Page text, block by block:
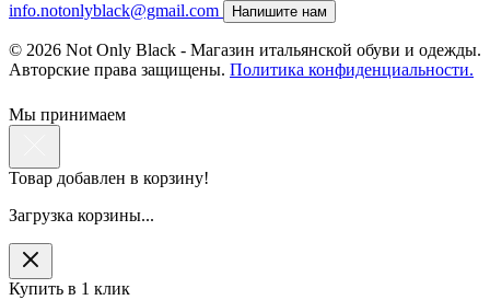
info.notonlyblack@gmail.com Напишите нам
© 2026 Not Only Black - Магазин итальянской обуви и одежды.
Авторские права защищены. Политика конфиденциальности.
Мы принимаем
Товар добавлен в корзину!
Загрузка корзины...
Купить в 1 клик